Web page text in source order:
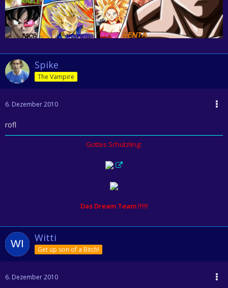
Spike
The Vampire
6. Dezember 2010
rofl
Gottes Schützling:
Das Dream Team !!!!!
Witti
Get up son of a Bitch!
6. Dezember 2010